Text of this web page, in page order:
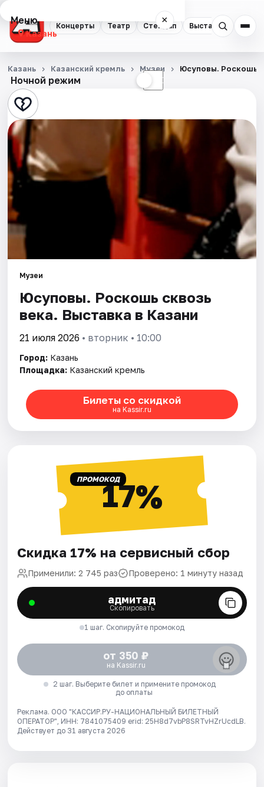
Концерты Театр Стендап Выставки
Меню ×
Казань
Концерты
Театр
Стендап
Выставки
Квесты
Экскурсии
Спорт
События
Города
Площадки
Рейтинги
Ночной режим ☾
Казань Казанский кремль Музеи Юсуповы. Роскошь
Музеи
Юсуповы. Роскошь сквозь
века. Выставка в Казани
21 июля 2026 • вторник • 10:00
Город: Казань
Площадка: Казанский кремль
Билеты со скидкой
на Kassir.ru
ПРОМОКОД17%
Скидка 17% на сервисный сбор
Применили: 2 745 раз Проверено: 1 минуту назад
адмитад
Скопировать
1 шаг. Скопируйте промокод
от 350 ₽
на Kassir.ru
2 шаг. Выберите билет и примените промокод
до оплаты
Реклама. ООО "КАССИР.РУ-НАЦИОНАЛЬНЫЙ БИЛЕТНЫЙ
ОПЕРАТОР", ИНН: 7841075409 erid: 25H8d7vbP8SRTvHZrUcdLB.
Действует до 31 августа 2026